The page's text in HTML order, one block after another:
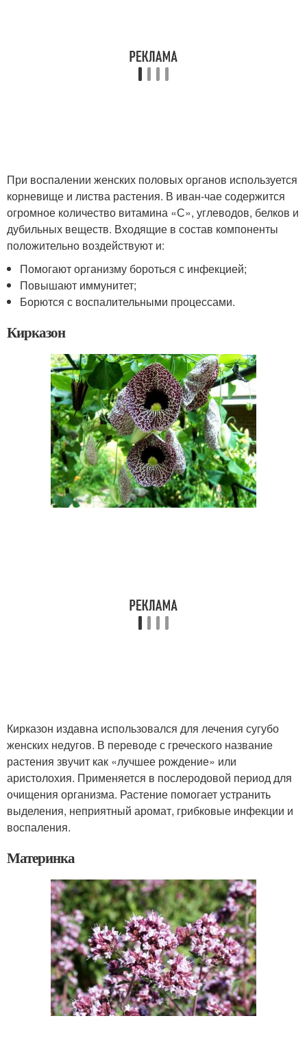
При воспалении женских половых органов используется
корневище и листва растения. В иван-чае содержится
огромное количество витамина «С», углеводов, белков и
дубильных веществ. Входящие в состав компоненты
положительно воздействуют и:
Помогают организму бороться с инфекцией;
Повышают иммунитет;
Борются с воспалительными процессами.
Кирказон
Кирказон издавна использовался для лечения сугубо
женских недугов. В переводе с греческого название
растения звучит как «лучшее рождение» или
аристолохия. Применяется в послеродовой период для
очищения организма. Растение помогает устранить
выделения, неприятный аромат, грибковые инфекции и
воспаления.
Материнка